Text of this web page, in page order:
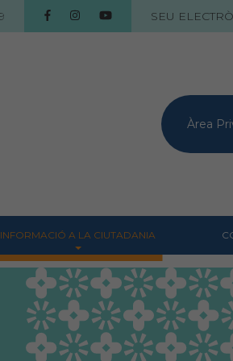
SEU
Àrea
INFORMACIÓ A LA CIUTADANIA
Centres veterinaris
Col·legiats
Consells per a les teves
mascotes